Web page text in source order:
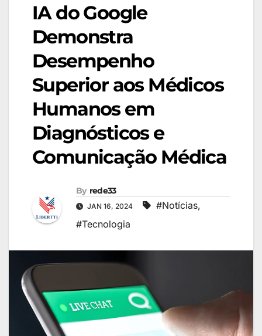
IA do Google
Demonstra
Desempenho
Superior aos Médicos
Humanos em
Diagnósticos e
Comunicação Médica
By rede33
JAN 16, 2024 #Notícias,
#Tecnologia